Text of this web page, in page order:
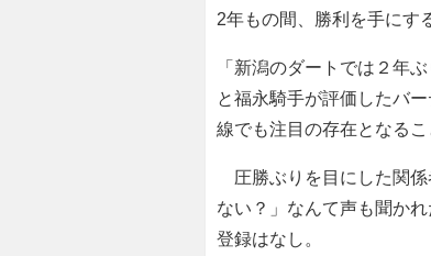
2年もの間、勝利を手にす
「新潟のダートでは２年
と福永騎手が評価したバ
線でも注目の存在となるこ
圧勝ぶりを目にした関係
ない？」なんて声も聞か
登録はなし。